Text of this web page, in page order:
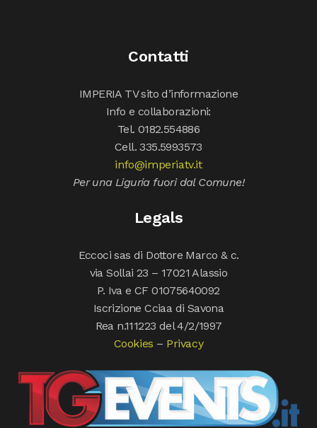
Contatti
IMPERIA TV sito d’informazione
Info e collaborazioni:
Tel. 0182.554886
Cell. 335.5993573
info@imperiatv.it
Per una Liguria fuori dal Comune!
Legals
Eccoci sas di Dottore Marco & c.
via Sollai 23 – 17021 Alassio
P. Iva e CF 01075640092
Iscrizione Cciaa di Savona
Rea n.111223 del 4/2/1997
Cookies – Privacy